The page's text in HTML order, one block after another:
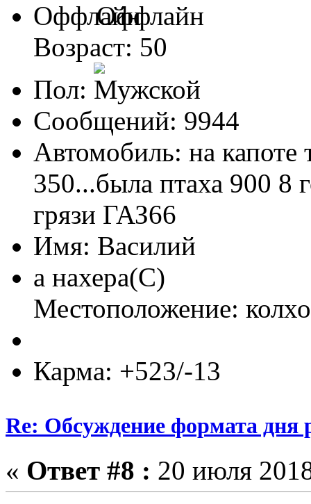
Оффлайн
Возраст: 50
Пол:
Сообщений: 9944
Автомобиль: на капоте
350...была птаха 900 8
грязи ГАЗ66
Имя: Василий
а нахера(С)
Местоположение:
Карма: +523/-13
Re: Обсуждение формата дня
« Ответ #8 : 20 июля